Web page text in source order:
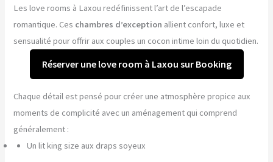
Les love rooms à Laxou redéfinissent l’art de l’escapade
romantique. Ces chambres d’exception allient confort, luxe et
sensualité pour offrir aux couples un cocon intime loin du quotidien.
Réserver une love room à Laxou sur Booking
Chaque détail est pensé pour créer une atmosphère propice aux
moments de complicité avec un aménagement qui comprend
généralement :
Un lit king size aux draps soyeux